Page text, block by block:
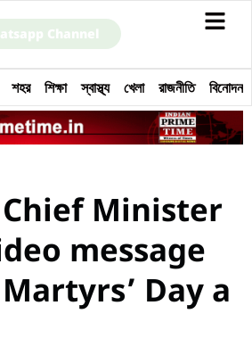
Channel
শহর শিক্ষা স্বাস্থ্য খেলা রাজনীতি বিনোদন
Chief Minister
message
Day a